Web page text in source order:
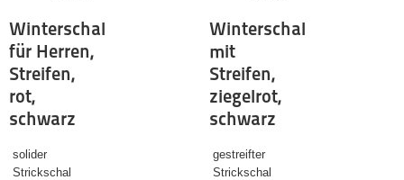
Winterschal
für Herren,
Streifen,
rot,
schwarz
solider
Strickschal
Winterschal
mit
Streifen,
ziegelrot,
schwarz
gestreifter
Strickschal